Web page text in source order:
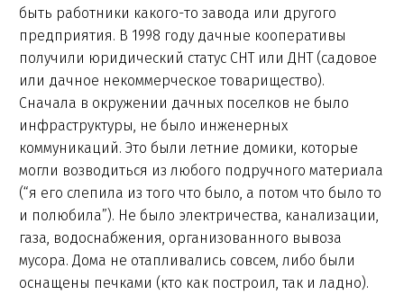
быть работники какого-то завода или другого
предприятия. В 1998 году дачные кооперативы
получили юридический статус СНТ или ДНТ (садовое
или дачное некоммерческое товарищество).
Сначала в окружении дачных поселков не было
инфраструктуры, не было инженерных
коммуникаций. Это были летние домики, которые
могли возводиться из любого подручного материала
(“я его слепила из того что было, а потом что было то
и полюбила”). Не было электричества, канализации,
газа, водоснабжения, организованного вывоза
мусора. Дома не отапливались совсем, либо были
оснащены печками (кто как построил, так и ладно).